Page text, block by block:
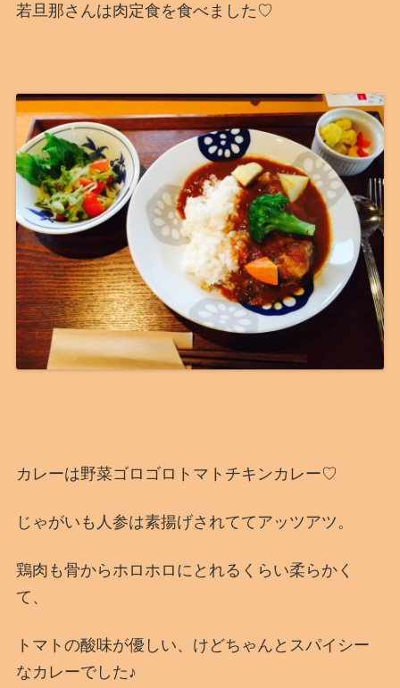
若旦那さんは肉定食を食べました♡
カレーは野菜ゴロゴロトマトチキンカレー♡
じゃがいも人参は素揚げされててアッツアツ。
鶏肉も骨からホロホロにとれるくらい柔らかく
て、
トマトの酸味が優しい、けどちゃんとスパイシー
なカレーでした♪